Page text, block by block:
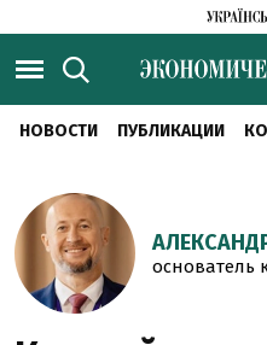
НОВОСТИ ПУБЛИКАЦИИ
основатель